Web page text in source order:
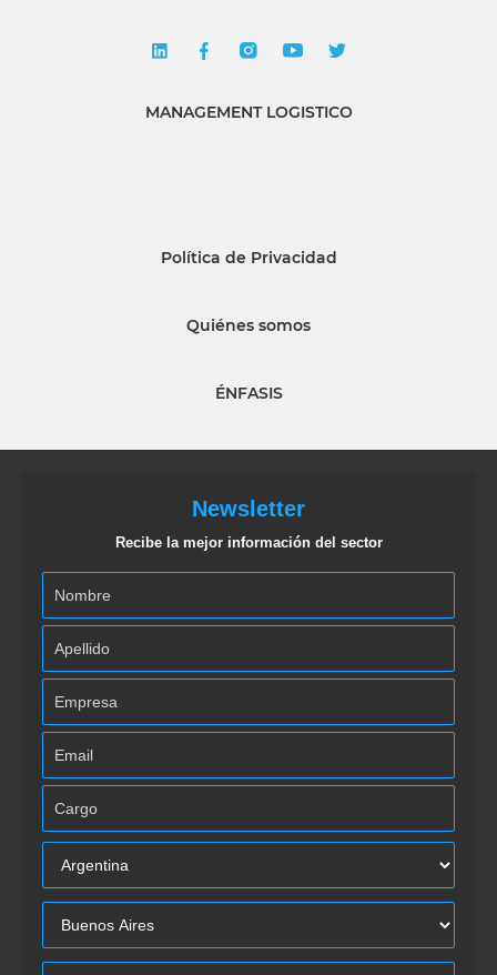
MANAGEMENT LOGISTICO
Política de Privacidad
Quiénes somos
ÉNFASIS
Newsletter
Recibe la mejor información del sector